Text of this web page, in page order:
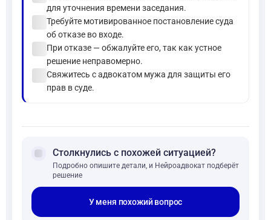
для уточнения времени заседания.
Требуйте мотивированное постановление суда
об отказе во входе.
При отказе — обжалуйте его, так как устное
решение неправомерно.
Свяжитесь с адвокатом мужа для защиты его
прав в суде.
forum Столкнулись с похожей ситуацией?
Подробно опишите детали, и Нейроадвокат подберёт
решение
У меня похожий вопрос